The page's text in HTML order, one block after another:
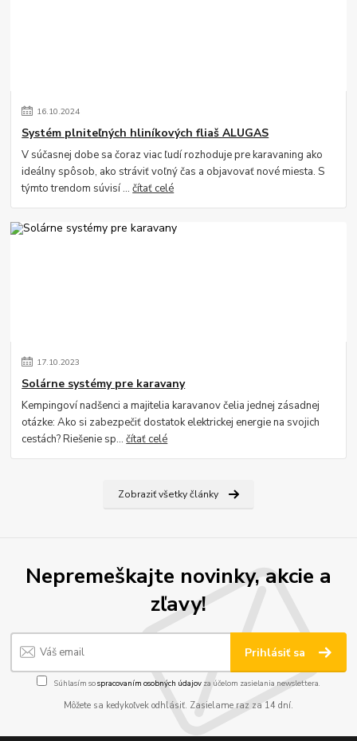
16.10.2024
Systém plniteľných hliníkových fliaš ALUGAS
V súčasnej dobe sa čoraz viac ľudí rozhoduje pre karavaning ako
ideálny spôsob, ako stráviť voľný čas a objavovať nové miesta. S
týmto trendom súvisí ...čítať celé
17.10.2023
Solárne systémy pre karavany
Kempingoví nadšenci a majitelia karavanov čelia jednej zásadnej
otázke: Ako si zabezpečiť dostatok elektrickej energie na svojich
cestách? Riešenie sp...čítať celé
Zobraziť všetky články
Nepremeškajte novinky, akcie a
zľavy!
Prihlásiť sa
Súhlasím sospracovaním osobných údajov za účelom zasielania newslettera.
Môžete sa kedykoľvek odhlásiť. Zasielame raz za 14 dní.